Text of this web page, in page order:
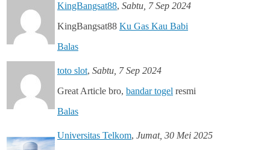
KingBangsat88, Sabtu, 7 Sep 2024
KingBangsat88 Ku Gas Kau Babi
Balas
toto slot, Sabtu, 7 Sep 2024
Great Article bro, bandar togel resmi
Balas
Universitas Telkom, Jumat, 30 Mei 2025